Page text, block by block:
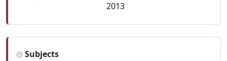
2013
Subjects